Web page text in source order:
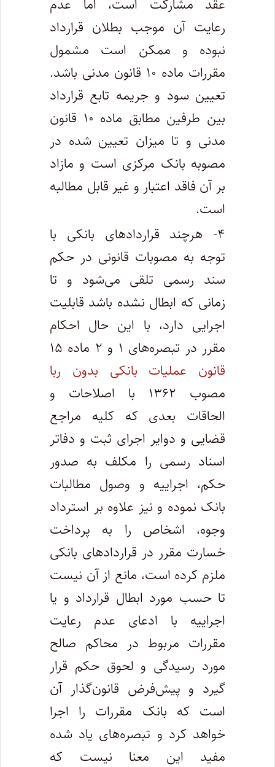
عقد مشارکت است، اما عدم
رعایت آن موجب بطلان قرارداد
نبوده و ممکن است مشمول
مقررات ماده ۱۰ قانون مدنی باشد.
تعیین سود و جریمه تابع قرارداد
بین طرفین مطابق ماده ۱۰ قانون
مدنی و تا میزان تعیین شده در
مصوبه بانک مرکزی است و مازاد
بر آن فاقد اعتبار و غیر قابل مطالبه
است.
۴- هرچند قراردادهای بانکی با
توجه به مصوبات قانونی در حکم
سند رسمی تلقی می‌شود و تا
زمانی که ابطال نشده باشد قابلیت
اجرایی دارد، با این حال احکام
مقرر در تبصره‌های ۱ و ۲ ماده ۱۵
قانون عملیات بانکی بدون ربا
مصوب ۱۳۶۲ با اصلاحات و
الحاقات بعدی که کلیه مراجع
قضایی و دوایر اجرای ثبت و دفاتر
اسناد رسمی را مکلف به صدور
حکم، اجراییه و وصول مطالبات
بانک نموده و نیز علاوه بر استرداد
وجوه، اشخاص را به پرداخت
خسارت مقرر در قراردادهای بانکی
ملزم کرده است، مانع از آن نیست
تا حسب مورد ابطال قرارداد و یا
اجراییه با ادعای عدم رعایت
مقررات مربوط در محاکم صالح
مورد رسیدگی و لحوق حکم قرار
گیرد و پیش‌فرض قانون‌گذار آن
است که بانک مقررات را اجرا
خواهد کرد و تبصره‌های یاد شده
مفید این معنا نیست که